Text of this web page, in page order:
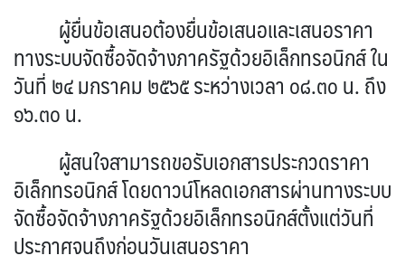
ผู้ยื่นข้อเสนอต้องยื่นข้อเสนอและเสนอราคา
ทางระบบจัดซื้อจัดจ้างภาครัฐด้วยอิเล็กทรอนิกส์ ใน
วันที่ ๒๔ มกราคม ๒๕๖๕ ระหว่างเวลา ๐๘.๓๐ น. ถึง
๑๖.๓๐ น.
ผู้สนใจสามารถขอรับเอกสารประกวดราคา
อิเล็กทรอนิกส์ โดยดาวน์โหลดเอกสารผ่านทางระบบ
จัดซื้อจัดจ้างภาครัฐด้วยอิเล็กทรอนิกส์ตั้งแต่วันที่
ประกาศจนถึงก่อนวันเสนอราคา